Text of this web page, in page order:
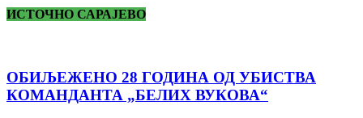
ИСТОЧНО САРАЈЕВО
ОБИЉЕЖЕНО 28 ГОДИНА ОД УБИСТВА
КОМАНДАНТА „БЕЛИХ ВУКОВА“